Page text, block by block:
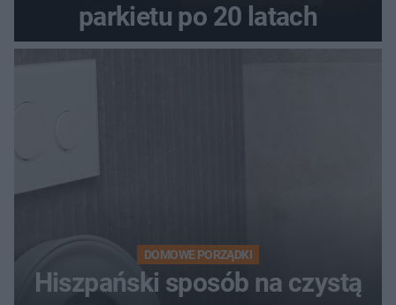
parkietu po 20 latach
DOMOWE PORZĄDKI
Hiszpański sposób na czystą